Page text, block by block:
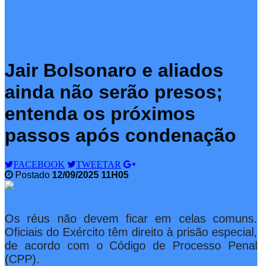
Jair Bolsonaro e aliados
ainda não serão presos;
entenda os próximos
passos após condenação
FACEBOOK
TWEETAR
Postado 12/09/2025 11H05
Os réus não devem ficar em celas comuns.
Oficiais do Exército têm direito à prisão especial,
de acordo com o Código de Processo Penal
(CPP).